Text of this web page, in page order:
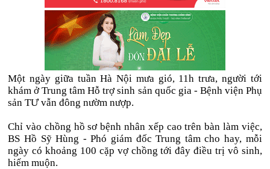
Một ngày giữa tuần Hà Nội mưa gió, 11h trưa, người tới
khám ở Trung tâm Hỗ trợ sinh sản quốc gia - Bệnh viện Phụ
sản TƯ vẫn đông nườm nượp.
Chỉ vào chồng hồ sơ bệnh nhân xếp cao trên bàn làm việc,
BS Hồ Sỹ Hùng - Phó giám đốc Trung tâm cho hay, mỗi
ngày có khoảng 100 cặp vợ chồng tới đây điều trị vô sinh,
hiếm muộn.